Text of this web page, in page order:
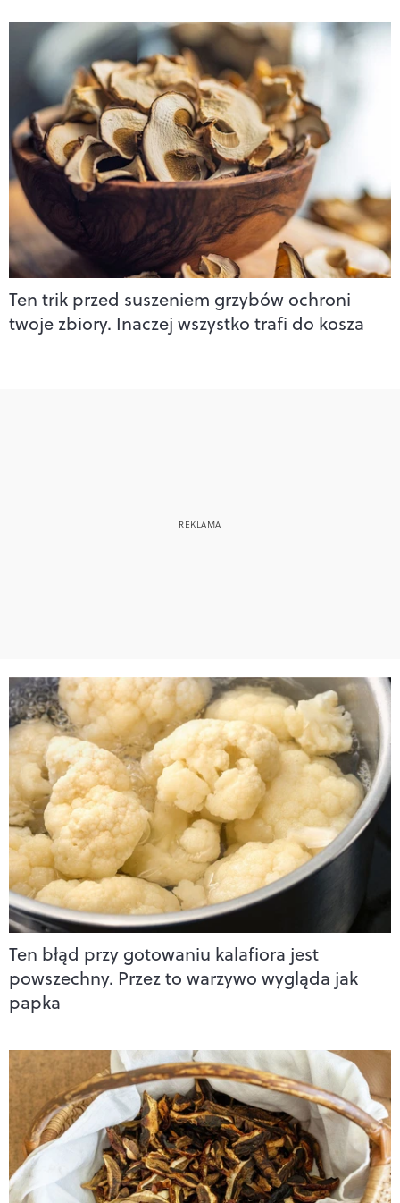
Ten trik przed suszeniem grzybów ochroni
twoje zbiory. Inaczej wszystko trafi do kosza
Ten błąd przy gotowaniu kalafiora jest
powszechny. Przez to warzywo wygląda jak
papka